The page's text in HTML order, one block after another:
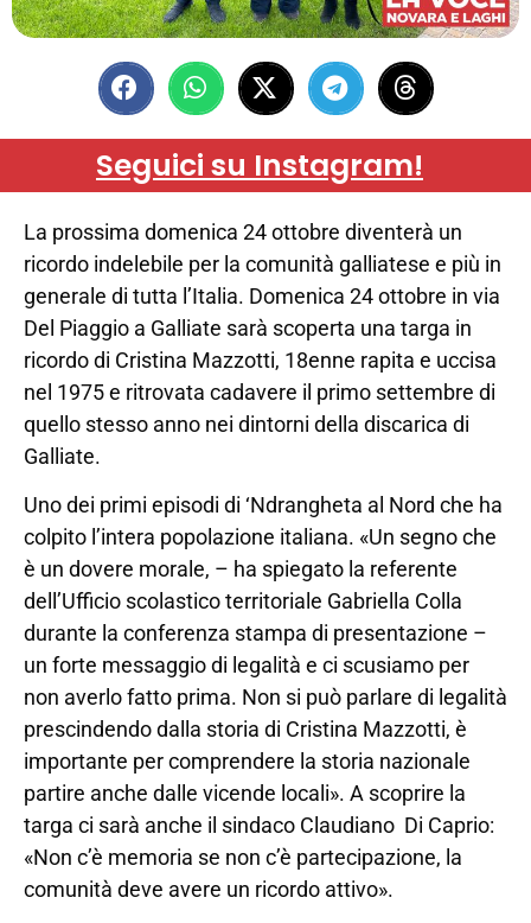
Seguici su Instagram!
La prossima domenica 24 ottobre diventerà un
ricordo indelebile per la comunità galliatese e più in
generale di tutta l’Italia. Domenica 24 ottobre in via
Del Piaggio a Galliate sarà scoperta una targa in
ricordo di Cristina Mazzotti, 18enne rapita e uccisa
nel 1975 e ritrovata cadavere il primo settembre di
quello stesso anno nei dintorni della discarica di
Galliate.
Uno dei primi episodi di ‘Ndrangheta al Nord che ha
colpito l’intera popolazione italiana. «Un segno che
è un dovere morale, – ha spiegato la referente
dell’Ufficio scolastico territoriale Gabriella Colla
durante la conferenza stampa di presentazione –
un forte messaggio di legalità e ci scusiamo per
non averlo fatto prima. Non si può parlare di legalità
prescindendo dalla storia di Cristina Mazzotti, è
importante per comprendere la storia nazionale
partire anche dalle vicende locali». A scoprire la
targa ci sarà anche il sindaco Claudiano Di Caprio:
«Non c’è memoria se non c’è partecipazione, la
comunità deve avere un ricordo attivo».